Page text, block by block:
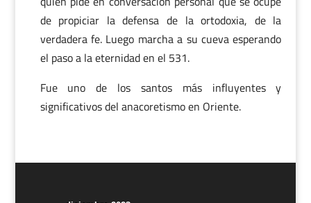
de propiciar la defensa de la ortodoxia, de la
verdadera fe. Luego marcha a su cueva esperando
el paso a la eternidad en el 531.
Fue uno de los santos más influyentes y
significativos del anacoretismo en Oriente.